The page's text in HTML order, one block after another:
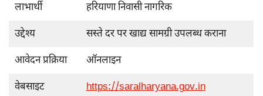
लाभार्थी हरियाणा निवासी नागरिक
उद्देश्य सस्ते दर पर खाद्य सामग्री उपलब्ध कराना
आवेदन प्रक्रिया ऑनलाइन
वेबसाइट https://saralharyana.gov.in